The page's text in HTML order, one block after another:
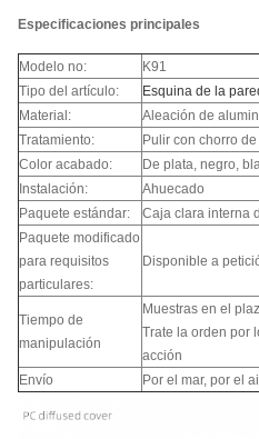
Especificaciones principales
Modelo no:
K91
Tipo del artículo:
Esquina de la
Material:
Aleación de
Tratamiento:
Pulir con chorro
Color acabado:
De plata, negro,
Instalación:
Ahuecado
Paquete estándar:
Caja clara interna
Paquete modificado
para requisitos
particulares:
Disponible a
Tiempo de
manipulación
Muestras en el
Trate la orden por
acción
Envío
Por el mar, por el